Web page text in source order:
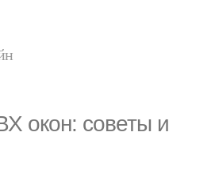
окон: советы и